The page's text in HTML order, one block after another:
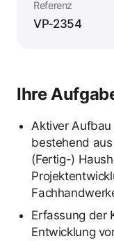
Referenz
VP-2354
Ihre
Aktiver
bestehend
(Fertig-)
Erfassung der
Entwicklung